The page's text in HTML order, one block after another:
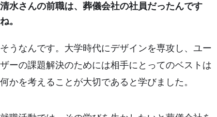
清水さんの前職は、葬儀会社の社員だったんです
ね。
そうなんです。大学時代にデザインを専攻し、ユー
ザーの課題解決のためには相手にとってのベストは
何かを考えることが大切であると学びました。